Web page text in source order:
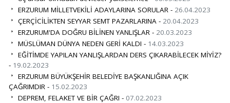
ERZURUM MİLLETVEKİLİ ADAYLARINA SORULAR - 26.04.2023
ÇERÇİCİLİKTEN SEYYAR SEMT PAZARLARINA - 20.04.2023
ERZURUM'DA DOĞRU BİLİNEN YANLIŞLAR - 20.03.2023
MÜSLÜMAN DÜNYA NEDEN GERİ KALDI - 14.03.2023
EĞİTİMDE YAPILAN YANLIŞLARDAN DERS ÇIKARABİLECEK MİYİZ?
- 19.02.2023
ERZURUM BÜYÜKŞEHİR BELEDİYE BAŞKANLIĞINA AÇIK
ÇAĞRIMDIR - 15.02.2023
DEPREM, FELAKET VE BİR ÇAĞRI - 07.02.2023